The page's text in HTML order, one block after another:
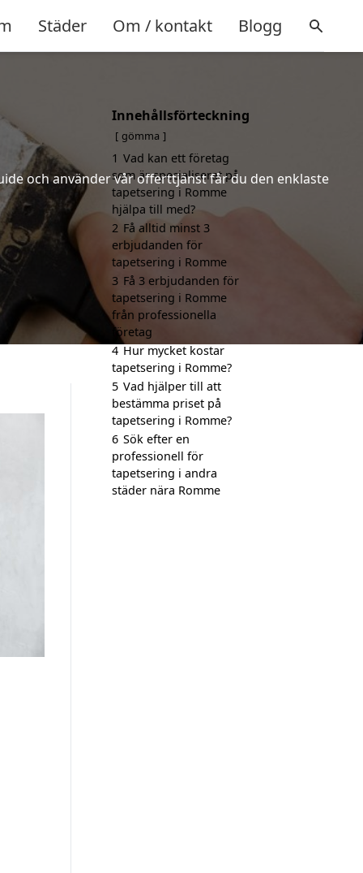
Städer Om / kontakt Blogg
och använder vår offerttjänst får du den enklaste
Innehållsförteckning
gömma
1 Vad kan ett företag
som är specialiserat på
tapetsering i Romme
hjälpa till med?
2 Få alltid minst 3
erbjudanden för
tapetsering i Romme
3 Få 3 erbjudanden för
tapetsering i Romme
från professionella
företag
4 Hur mycket kostar
tapetsering i Romme?
5 Vad hjälper till att
bestämma priset på
tapetsering i Romme?
6 Sök efter en
professionell för
tapetsering i andra
städer nära Romme